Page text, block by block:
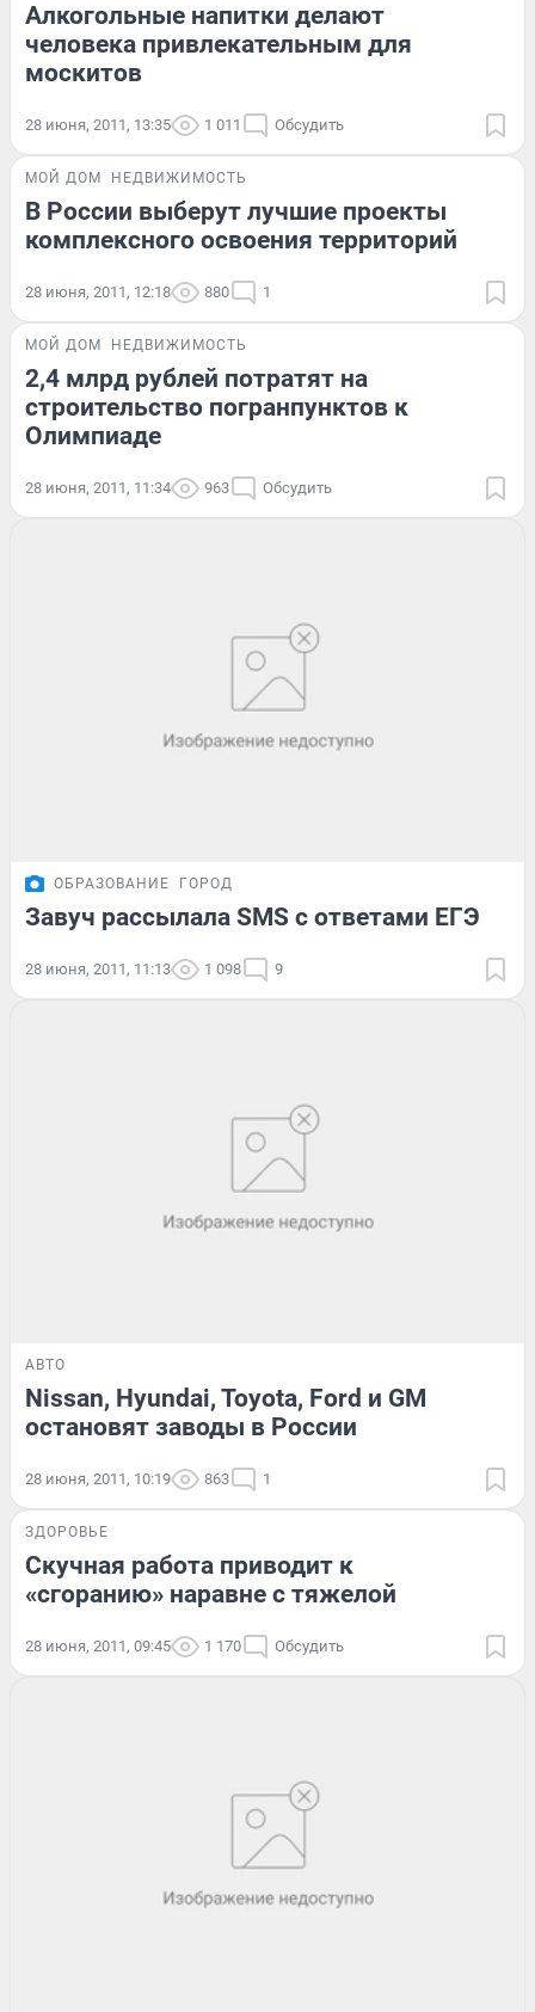
Алкогольные напитки делают
человека привлекательным для
москитов
28 июня, 2011, 13:35 1 011 Обсудить
МОЙ ДОМ НЕДВИЖИМОСТЬ
В России выберут лучшие проекты
комплексного освоения территорий
28 июня, 2011, 12:18 880 1
МОЙ ДОМ НЕДВИЖИМОСТЬ
2,4 млрд рублей потратят на
строительство погранпунктов к
Олимпиаде
28 июня, 2011, 11:34 963 Обсудить
ОБРАЗОВАНИЕ ГОРОД
Завуч рассылала SMS с ответами ЕГЭ
28 июня, 2011, 11:13 1 098 9
АВТО
Nissan, Hyundai, Toyota, Ford и GM
остановят заводы в России
28 июня, 2011, 10:19 863 1
ЗДОРОВЬЕ
Скучная работа приводит к
«сгоранию» наравне с тяжелой
28 июня, 2011, 09:45 1 170 Обсудить